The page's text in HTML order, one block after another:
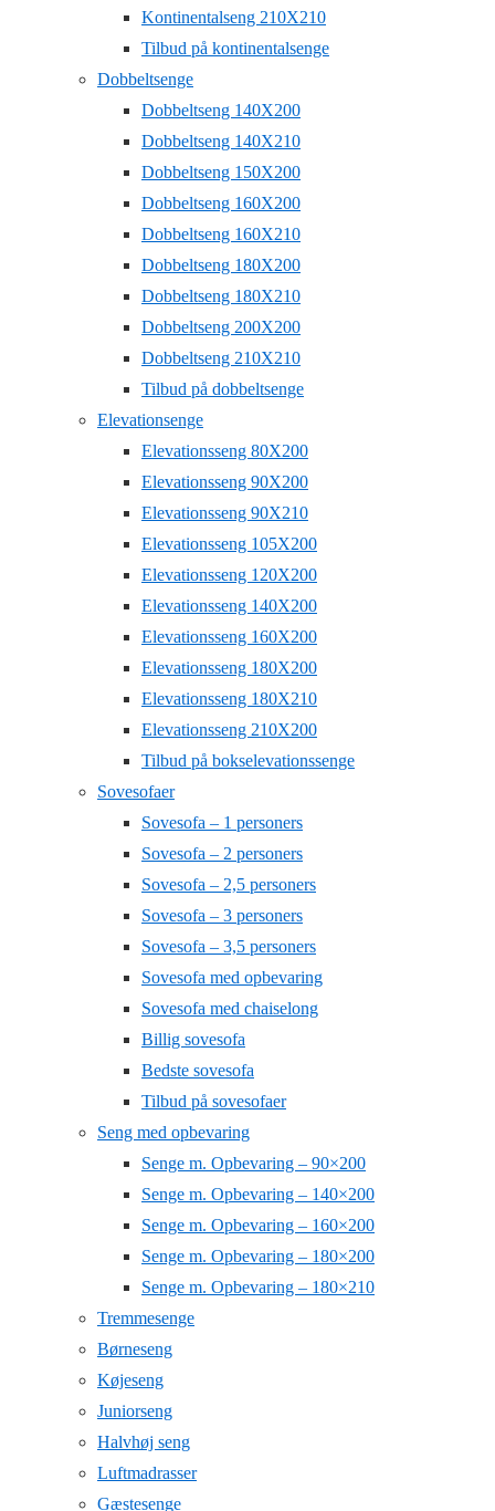
Kontinentalseng 210X210
Tilbud på kontinentalsenge
Dobbeltsenge
Dobbeltseng 140X200
Dobbeltseng 140X210
Dobbeltseng 150X200
Dobbeltseng 160X200
Dobbeltseng 160X210
Dobbeltseng 180X200
Dobbeltseng 180X210
Dobbeltseng 200X200
Dobbeltseng 210X210
Tilbud på dobbeltsenge
Elevationsenge
Elevationsseng 80X200
Elevationsseng 90X200
Elevationsseng 90X210
Elevationsseng 105X200
Elevationsseng 120X200
Elevationsseng 140X200
Elevationsseng 160X200
Elevationsseng 180X200
Elevationsseng 180X210
Elevationsseng 210X200
Tilbud på bokselevationssenge
Sovesofaer
Sovesofa – 1 personers
Sovesofa – 2 personers
Sovesofa – 2,5 personers
Sovesofa – 3 personers
Sovesofa – 3,5 personers
Sovesofa med opbevaring
Sovesofa med chaiselong
Billig sovesofa
Bedste sovesofa
Tilbud på sovesofaer
Seng med opbevaring
Senge m. Opbevaring – 90×200
Senge m. Opbevaring – 140×200
Senge m. Opbevaring – 160×200
Senge m. Opbevaring – 180×200
Senge m. Opbevaring – 180×210
Tremmesenge
Børneseng
Køjeseng
Juniorseng
Halvhøj seng
Luftmadrasser
Gæstesenge